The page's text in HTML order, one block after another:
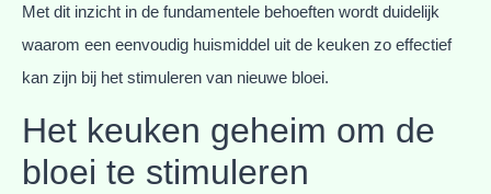
Met dit inzicht in de fundamentele behoeften wordt duidelijk
waarom een eenvoudig huismiddel uit de keuken zo effectief
kan zijn bij het stimuleren van nieuwe bloei.
Het keuken geheim om de
bloei te stimuleren